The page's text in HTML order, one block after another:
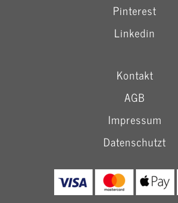
Pinterest
Linkedin
Kontakt
AGB
Impressum
Datenschutzt